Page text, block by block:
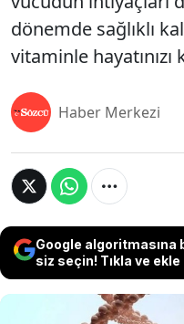
dönemde sağlıklı
vitaminle
Haber Merkezi
Google algoritmasına
siz seçin! Tıkla ve ekle